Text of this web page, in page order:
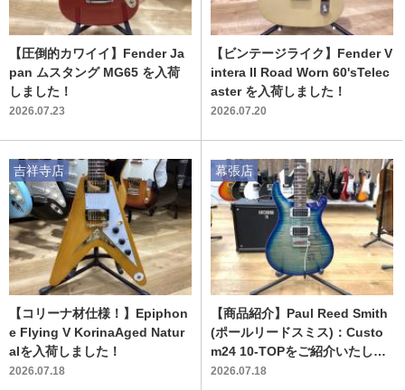
【圧倒的カワイイ】Fender Ja
pan ムスタング MG65 を入荷
しました！
2026.07.23
【ビンテージライク】Fender V
intera II Road Worn 60'sTelec
aster を入荷しました！
2026.07.20
【コリーナ材仕様！】Epiphon
e Flying V KorinaAged Natur
alを入荷しました！
2026.07.18
吉祥寺店
【商品紹介】Paul Reed Smith
(ポールリードスミス)：Custo
m24 10-TOPをご紹介いたしま
す！
2026.07.18
幕張店